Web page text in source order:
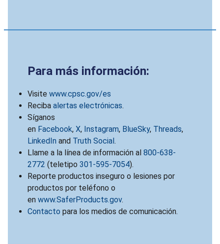
Para más información:
Visite www.cpsc.gov/es
Reciba alertas electrónicas.
Síganos
en Facebook, X, Instagram, BlueSky, Threads,
LinkedIn and Truth Social .
Llame a la línea de información al 800-638-
2772 (teletipo 301-595-7054).
Reporte productos inseguro o lesiones por
productos por teléfono o
en www.SaferProducts.gov.
Contacto para los medios de comunicación.